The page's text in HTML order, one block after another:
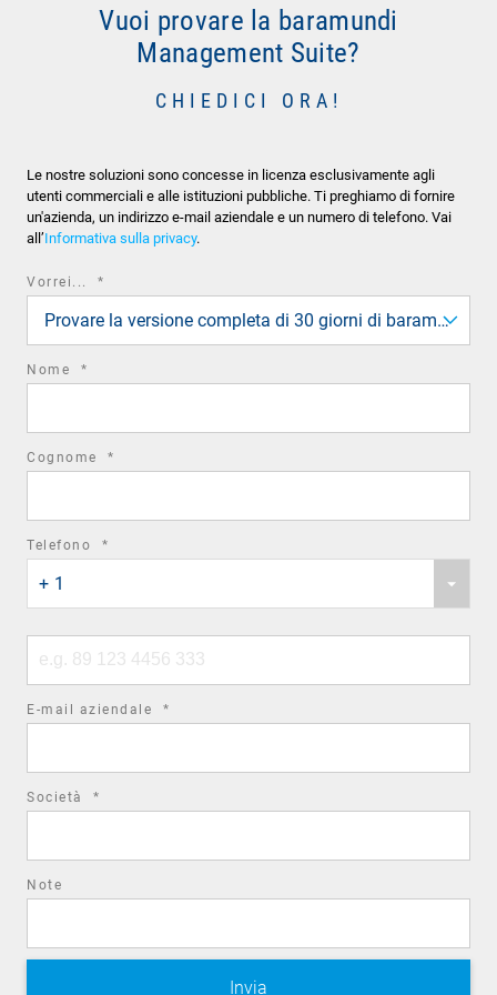
Vuoi provare la baramundi
Management Suite?
CHIEDICI ORA!
Le nostre soluzioni sono concesse in licenza esclusivamente agli
utenti commerciali e alle istituzioni pubbliche. Ti preghiamo di fornire
un'azienda, un indirizzo e-mail aziendale e un numero di telefono. Vai
all’Informativa sulla privacy.
Vorrei... *
Provare la versione completa di 30 giorni di baramundi
Nome *
Cognome *
Telefono *
country
code
+ 1
number
E-mail aziendale *
Società *
Note